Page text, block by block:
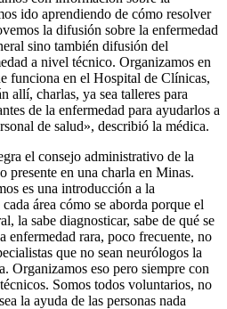
ido aprendiendo de cómo resolver
la difusión sobre la enfermedad
sino también difusión del
a nivel técnico. Organizamos en
funciona en el Hospital de Clínicas,
allí, charlas, ya sea talleres para
de la enfermedad para ayudarlos a
de salud», describió la médica.
el consejo administrativo de la
presente en una charla en Minas.
es una introducción a la
área cómo se aborda porque el
la sabe diagnosticar, sabe de qué se
enfermedad rara, poco frecuente, no
que no sean neurólogos la
Organizamos eso pero siempre con
Somos todos voluntarios, no
la ayuda de las personas nada